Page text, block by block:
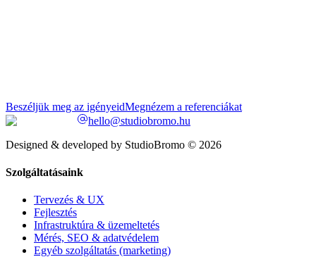
Beszéljük meg az igényeidMegnézem a referenciákat
hello@studiobromo.hu
Designed & developed by StudioBromo © 2026
Szolgáltatásaink
Tervezés & UX
Fejlesztés
Infrastruktúra & üzemeltetés
Mérés, SEO & adatvédelem
Egyéb szolgáltatás (marketing)